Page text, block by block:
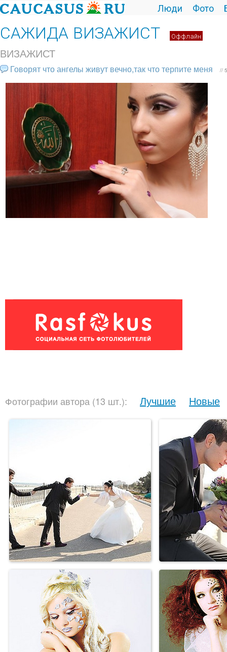
Люди Фото
САЖИДА ВИЗАЖИСТ Оффлайн
ВИЗАЖИСТ
Говорят что ангелы живут вечно,так что терпите меня //
Фотографии автора (13 шт.): Лучшие Новые